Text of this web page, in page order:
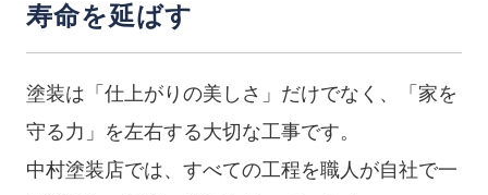
寿命を延ばす
塗装は「仕上がりの美しさ」だけでなく、「家を
守る力」を左右する大切な工事です。
中村塗装店では、すべての工程を職人が自社で一